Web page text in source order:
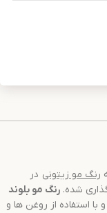
رنگ موزیتونی در
رنگ مو بلوند
با استفاده از روغن ها و